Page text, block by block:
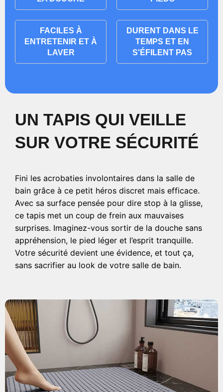
FACILES À
ENTRETENIR ET À
LAVER
DURENT DANS LE
TEMPS ET EN
S'ÉFILENT PAS
UN TAPIS QUI VEILLE
SUR VOTRE SÉCURITÉ
Fini les acrobaties involontaires dans la salle de
bain grâce à ce petit héros discret mais efficace.
Avec sa surface pensée pour dire stop à la glisse,
ce tapis met un coup de frein aux mauvaises
surprises. Imaginez-vous sortir de la douche sans
appréhension, le pied léger et l’esprit tranquille.
Votre sécurité devient une évidence, et tout ça,
sans sacrifier au look de votre salle de bain.